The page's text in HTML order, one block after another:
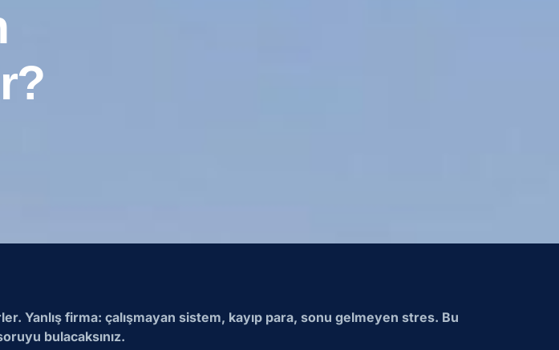
Yanlış firma: çalışmayan sistem, kayıp para, sonu gelmeyen stres. Bu
bulacaksınız.